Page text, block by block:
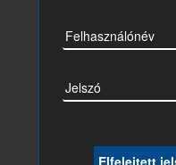
Felhasználónév
Jelszó